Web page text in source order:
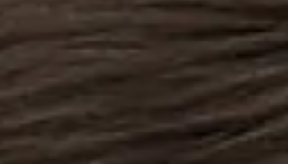
transtornos maiores! Entre em contato ago